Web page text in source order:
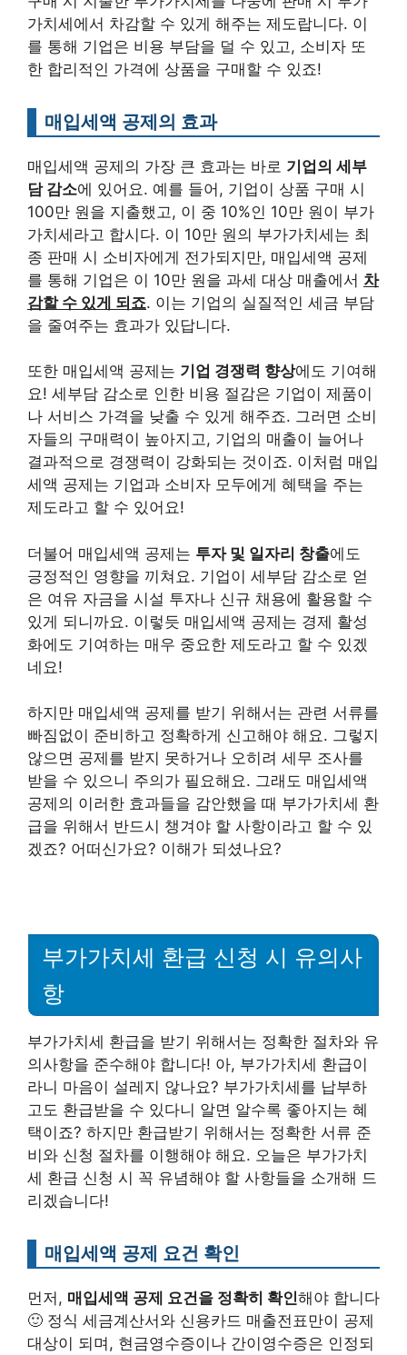
가치세에서 차감할 수 있게 해주는 제도랍니다. 이
를 통해 기업은 비용 부담을 덜 수 있고, 소비자 또
한 합리적인 가격에 상품을 구매할 수 있죠!
매입세액 공제의 효과
매입세액 공제의 가장 큰 효과는 바로 기업의 세부
담 감소에 있어요. 예를 들어, 기업이 상품 구매 시
100만 원을 지출했고, 이 중 10%인 10만 원이 부가
가치세라고 합시다. 이 10만 원의 부가가치세는 최
종 판매 시 소비자에게 전가되지만, 매입세액 공제
를 통해 기업은 이 10만 원을 과세 대상 매출에서 차
감할 수 있게 되죠. 이는 기업의 실질적인 세금 부담
을 줄여주는 효과가 있답니다.
또한 매입세액 공제는 기업 경쟁력 향상에도 기여해
요! 세부담 감소로 인한 비용 절감은 기업이 제품이
나 서비스 가격을 낮출 수 있게 해주죠. 그러면 소비
자들의 구매력이 높아지고, 기업의 매출이 늘어나
결과적으로 경쟁력이 강화되는 것이죠. 이처럼 매입
세액 공제는 기업과 소비자 모두에게 혜택을 주는
제도라고 할 수 있어요!
더불어 매입세액 공제는 투자 및 일자리 창출에도
긍정적인 영향을 끼쳐요. 기업이 세부담 감소로 얻
은 여유 자금을 시설 투자나 신규 채용에 활용할 수
있게 되니까요. 이렇듯 매입세액 공제는 경제 활성
화에도 기여하는 매우 중요한 제도라고 할 수 있겠
네요!
하지만 매입세액 공제를 받기 위해서는 관련 서류를
빠짐없이 준비하고 정확하게 신고해야 해요. 그렇지
않으면 공제를 받지 못하거나 오히려 세무 조사를
받을 수 있으니 주의가 필요해요. 그래도 매입세액
공제의 이러한 효과들을 감안했을 때 부가가치세 환
급을 위해서 반드시 챙겨야 할 사항이라고 할 수 있
겠죠? 어떠신가요? 이해가 되셨나요?
부가가치세 환급 신청 시 유의사
항
부가가치세 환급을 받기 위해서는 정확한 절차와 유
의사항을 준수해야 합니다! 아, 부가가치세 환급이
라니 마음이 설레지 않나요? 부가가치세를 납부하
고도 환급받을 수 있다니 알면 알수록 좋아지는 혜
택이죠? 하지만 환급받기 위해서는 정확한 서류 준
비와 신청 절차를 이행해야 해요. 오늘은 부가가치
세 환급 신청 시 꼭 유념해야 할 사항들을 소개해 드
리겠습니다!
매입세액 공제 요건 확인
먼저, 매입세액 공제 요건을 정확히 확인해야 합니다
🙂 정식 세금계산서와 신용카드 매출전표만이 공제
대상이 되며, 현금영수증이나 간이영수증은 인정되